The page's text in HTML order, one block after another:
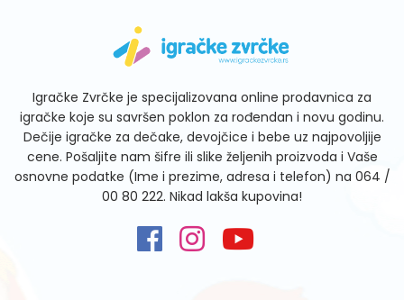
Igračke Zvrčke je specijalizovana online prodavnica za
igračke koje su savršen poklon za rođendan i novu godinu.
Dečije igračke za dečake, devojčice i bebe uz najpovoljije
cene. Pošaljite nam šifre ili slike željenih proizvoda i Vaše
osnovne podatke (Ime i prezime, adresa i telefon) na 064 /
00 80 222. Nikad lakša kupovina!